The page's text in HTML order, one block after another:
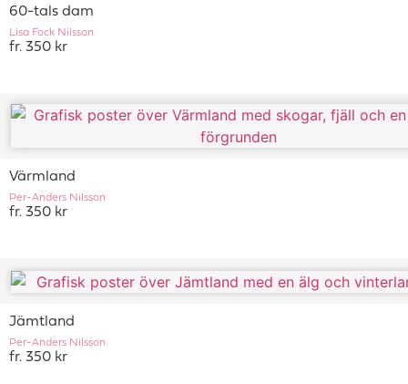
60-tals dam
Lisa Fock Nilsson
fr. 350 kr
Värmland
Per-Anders Nilsson
fr. 350 kr
Jämtland
Per-Anders Nilsson
fr. 350 kr